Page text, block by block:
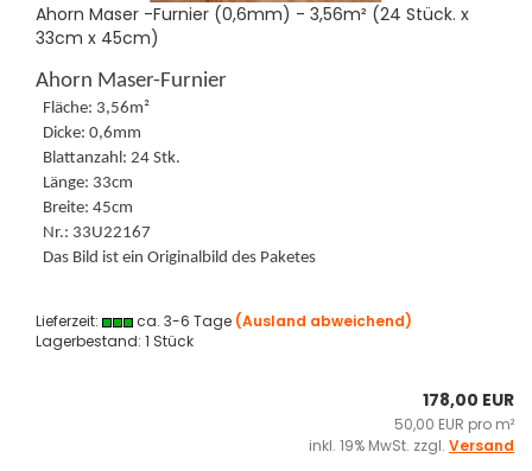
Ahorn Maser -Furnier (0,6mm) - 3,56m² (24 Stück. x
33cm x 45cm)
Ahorn Maser-Furnier
Fläche: 3,56m²
Dicke: 0,6mm
Blattanzahl: 24 Stk.
Länge: 33cm
Breite: 45cm
Nr.: 33U22167
Das Bild ist ein Originalbild des Paketes
Lieferzeit: ca. 3-6 Tage (Ausland abweichend)
Lagerbestand: 1 Stück
178,00 EUR
50,00 EUR pro m²
inkl. 19% MwSt. zzgl. Versand